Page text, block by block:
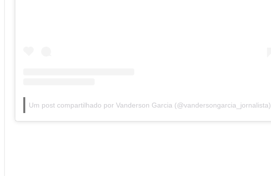
Um post compartilhado por Vanderson Garcia (@vandersongarcia_jornalista)